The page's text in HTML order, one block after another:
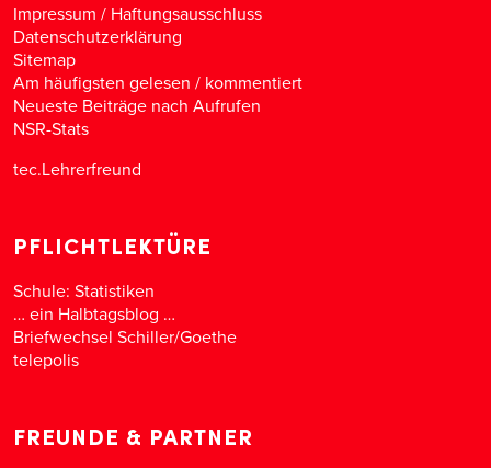
Impressum / Haftungsausschluss
Datenschutzerklärung
Sitemap
Am häufigsten gelesen / kommentiert
Neueste Beiträge nach Aufrufen
NSR-Stats
tec.Lehrerfreund
PFLICHTLEKTÜRE
Schule: Statistiken
… ein Halbtagsblog …
Briefwechsel Schiller/Goethe
telepolis
FREUNDE & PARTNER